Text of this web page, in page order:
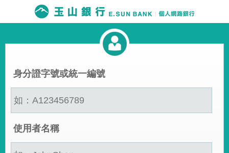
身分證字號或統一編號
使用者名稱